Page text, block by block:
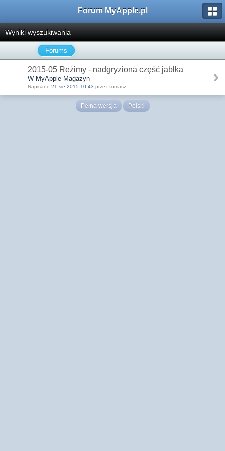
Forum MyApple.pl
Wyniki wyszukiwania
Forums
2015-05 Reżimy - nadgryziona część jabłka
W MyApple Magazyn
Napisano 21 sie 2015 10:43 przez tomasz
Pełna wersja Polski